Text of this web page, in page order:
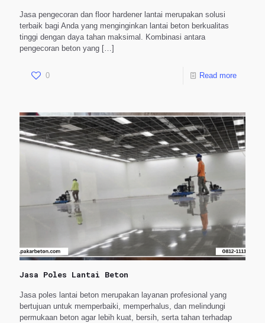
Jasa pengecoran dan floor hardener lantai merupakan solusi
terbaik bagi Anda yang menginginkan lantai beton berkualitas
tinggi dengan daya tahan maksimal. Kombinasi antara
pengecoran beton yang […]
0 Read more
Jasa Poles Lantai Beton
Jasa poles lantai beton merupakan layanan profesional yang
bertujuan untuk memperbaiki, memperhalus, dan melindungi
permukaan beton agar lebih kuat, bersih, serta tahan terhadap